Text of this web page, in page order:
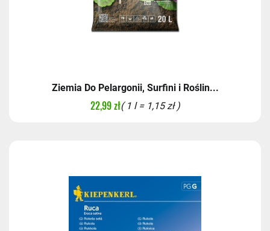
Ziemia Do Pelargonii, Surfini i Roślin...
22,99 zł( 1 l = 1,15 zł )